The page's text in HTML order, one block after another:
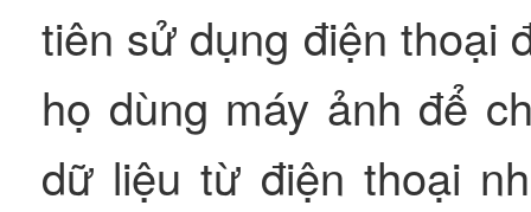
tiên sử dụng điện thoại
họ dùng máy ảnh để
dữ liệu từ điện thoại